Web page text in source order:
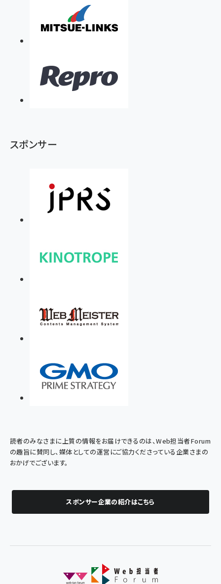
スポンサー
読者のみなさまに上質の情報をお届けできるのは、Web担当者Forum
の趣旨に賛同し、媒体としての運営にご協力くださっている企業さまの
おかげでございます。
スポンサー企業の紹介はこちら